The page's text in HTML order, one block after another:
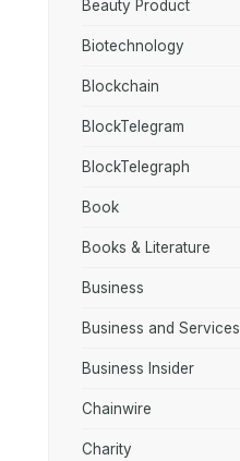
Beauty Product
Biotechnology
Blockchain
BlockTelegram
BlockTelegraph
Book
Books & Literature
Business
Business and Services
Business Insider
Chainwire
Charity